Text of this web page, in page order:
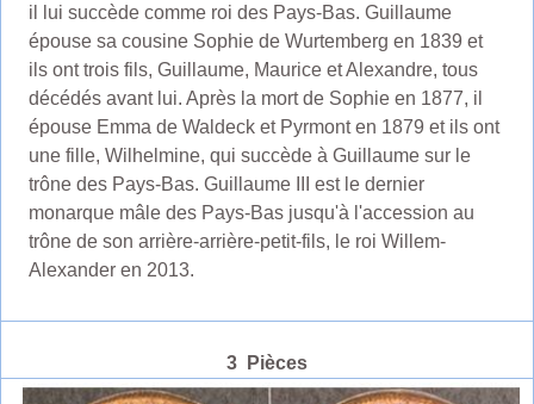
il lui succède comme roi des Pays-Bas. Guillaume
épouse sa cousine Sophie de Wurtemberg en 1839 et
ils ont trois fils, Guillaume, Maurice et Alexandre, tous
décédés avant lui. Après la mort de Sophie en 1877, il
épouse Emma de Waldeck et Pyrmont en 1879 et ils ont
une fille, Wilhelmine, qui succède à Guillaume sur le
trône des Pays-Bas. Guillaume III est le dernier
monarque mâle des Pays-Bas jusqu'à l'accession au
trône de son arrière-arrière-petit-fils, le roi Willem-
Alexander en 2013.
3 Pièces